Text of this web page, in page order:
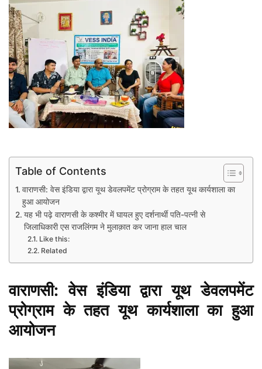
Table of Contents
वाराणसी: वेस इंडिया द्वारा यूथ डेवलपमेंट प्रोग्राम के तहत यूथ कार्यशाला का
हुआ आयोजन
यह भी पढ़े वाराणसी के कश्मीर में घायल हुए दर्शनार्थी पति-पत्नी से
जिलाधिकारी एस राजलिंगम ने मुलाक़ात कर जाना हाल चाल
Like this:
Related
वाराणसी: वेस इंडिया द्वारा यूथ डेवलपमेंट
प्रोग्राम के तहत यूथ कार्यशाला का हुआ
आयोजन